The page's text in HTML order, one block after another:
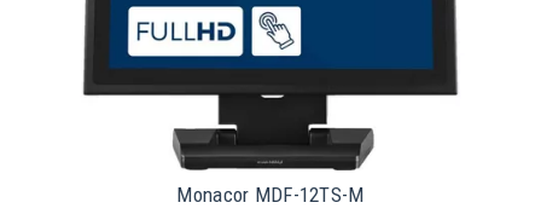
Monacor MDF-12TS-M